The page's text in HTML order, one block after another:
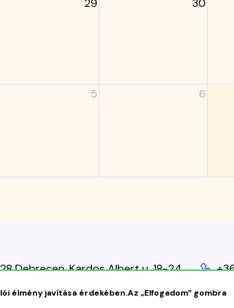
29 30
5 6
Debrecen, Kardos Albert u. 18-24.
élmény javítása érdekében.Az „Elfogadom” gombra